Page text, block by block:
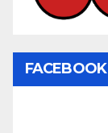
FACEBOOK